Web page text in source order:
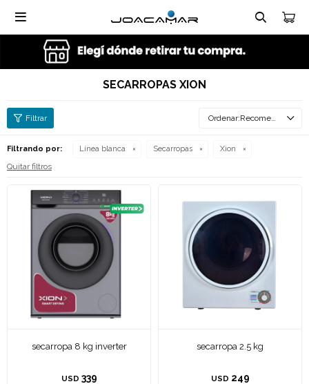

SECARROPAS XION
Recomendados
Filtrando por: Línea blanca Secarropas Xion
Quitar filtros
secarropa 8 kg inverter
USD 339
secarropa 2.5 kg
USD 249